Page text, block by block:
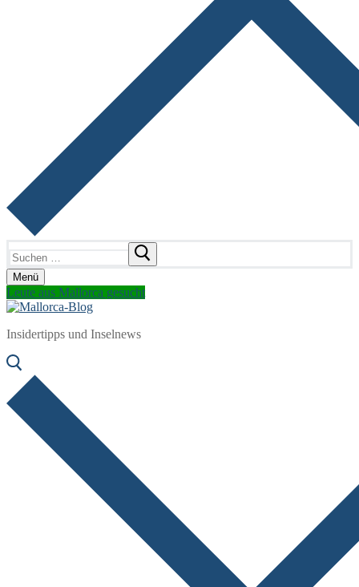
nach:
Menü
Leute aus Mallorca gesucht
Insidertipps und Inselnews